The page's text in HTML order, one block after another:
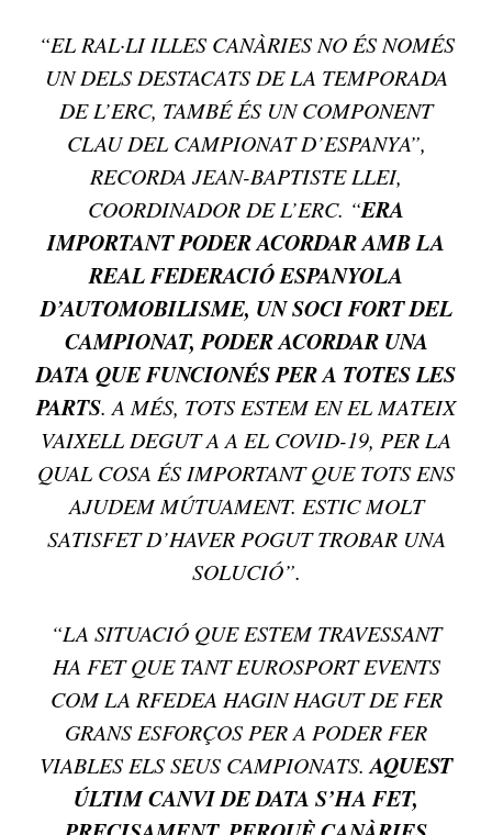
“EL RAL·LI ILLES CANÀRIES NO ÉS NOMÉS
UN DELS DESTACATS DE LA TEMPORADA
DE L’ERC, TAMBÉ ÉS UN COMPONENT
CLAU DEL CAMPIONAT D’ESPANYA”,
RECORDA JEAN-BAPTISTE LLEI,
COORDINADOR DE L’ERC. “ERA
IMPORTANT PODER ACORDAR AMB LA
REAL FEDERACIÓ ESPANYOLA
D’AUTOMOBILISME, UN SOCI FORT DEL
CAMPIONAT, PODER ACORDAR UNA
DATA QUE FUNCIONÉS PER A TOTES LES
PARTS. A MÉS, TOTS ESTEM EN EL MATEIX
VAIXELL DEGUT A A EL COVID-19, PER LA
QUAL COSA ÉS IMPORTANT QUE TOTS ENS
AJUDEM MÚTUAMENT. ESTIC MOLT
SATISFET D’HAVER POGUT TROBAR UNA
SOLUCIÓ”.
“LA SITUACIÓ QUE ESTEM TRAVESSANT
HA FET QUE TANT EUROSPORT EVENTS
COM LA RFEDEA HAGIN HAGUT DE FER
GRANS ESFORÇOS PER A PODER FER
VIABLES ELS SEUS CAMPIONATS.AQUEST
ÚLTIM CANVI DE DATA S’HA FET,